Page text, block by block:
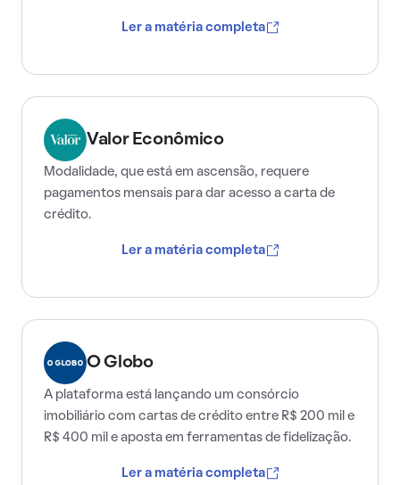
Ler a matéria completa
Valor Econômico
Modalidade, que está em ascensão, requere
pagamentos mensais para dar acesso a carta de
crédito.
Ler a matéria completa
O Globo
A plataforma está lançando um consórcio
imobiliário com cartas de crédito entre R$ 200 mil e
R$ 400 mil e aposta em ferramentas de fidelização.
Ler a matéria completa